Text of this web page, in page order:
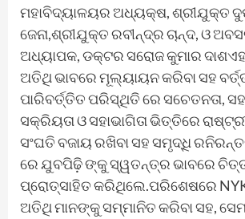
ମହାବିଦ୍ୟାଳୟର ଅଧ୍ୟକ୍ଷ, ଶ୍ରୀଯୁକ୍ତ
ଜେନା,ଶ୍ରୀଯୁକ୍ତ ରବୀନ୍ଦ୍ର ଚାନ୍ଦ, ଓ
ଅଧ୍ୟାପକ, ଡକ୍ଟର ସରୋଜ କୁମାର
ଅତିଥି ଭାବରେ ମୂଲ୍ୟାୟନ କରିବା ସହ
ପାରିବର୍ତ୍ତିତ ପରିସ୍ଥିତି ରେ ସଚେତନତା,
ସକ୍ରିୟତା ଓ ସହାଭାଗିତା ଭିତ୍ତିରେ
ସଂଘତି ବଜାୟ ରଖିବା ସହ ସମୃଦ୍ଧି
ରେ ଯୁବପିଢ଼ି ଙ୍କୁ ସ୍ୱତନ୍ତ୍ର ଭାବରେ
ପ୍ରୋତ୍ସାହିତ କରିଥିଲେ.ପରିଶେଷରେ
ଅତିଥି ମାନଙ୍କୁ ସମ୍ମାନିତ କରିବା ସହ,